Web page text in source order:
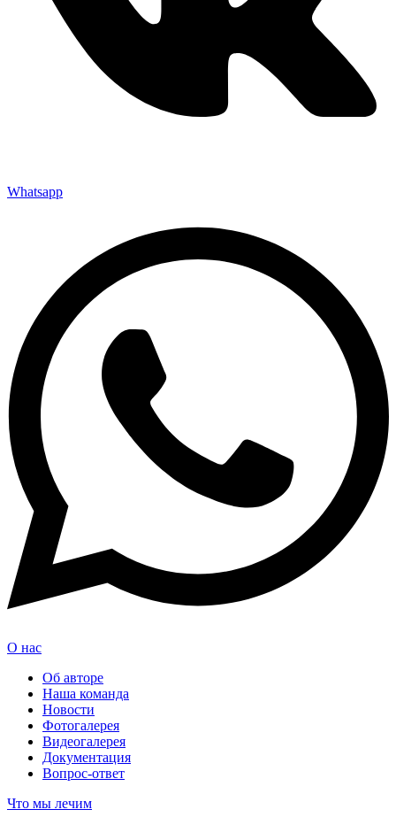
Whatsapp
О нас
Об авторе
Наша команда
Новости
Фотогалерея
Видеогалерея
Документация
Вопрос-ответ
Что мы лечим